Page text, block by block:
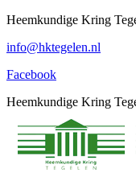
Spring
content
Heemkundige Kring
info@hktegelen.nl
Facebook
Heemkundige Kring